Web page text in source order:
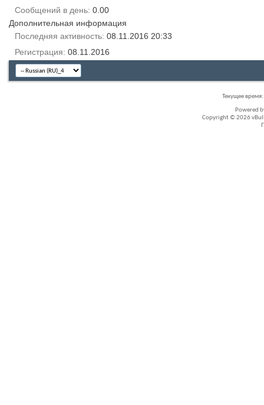
Сообщений в день 0.00
Дополнительная информация
Последняя активность 08.11.2016 20:33
Регистрация 08.11.2016
Текущее время:
Powered
Copyright © 2026